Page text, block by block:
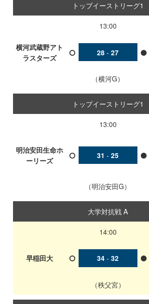
トップイーストリーグ1
13:00
横河武蔵野アト
ラスターズ
28 - 27
横河G
トップイーストリーグ1
13:00
明治安田生命ホ
ーリーズ
31 - 25
明治安田G
大学対抗戦 A
14:00
早稲田大 34 - 32
秩父宮